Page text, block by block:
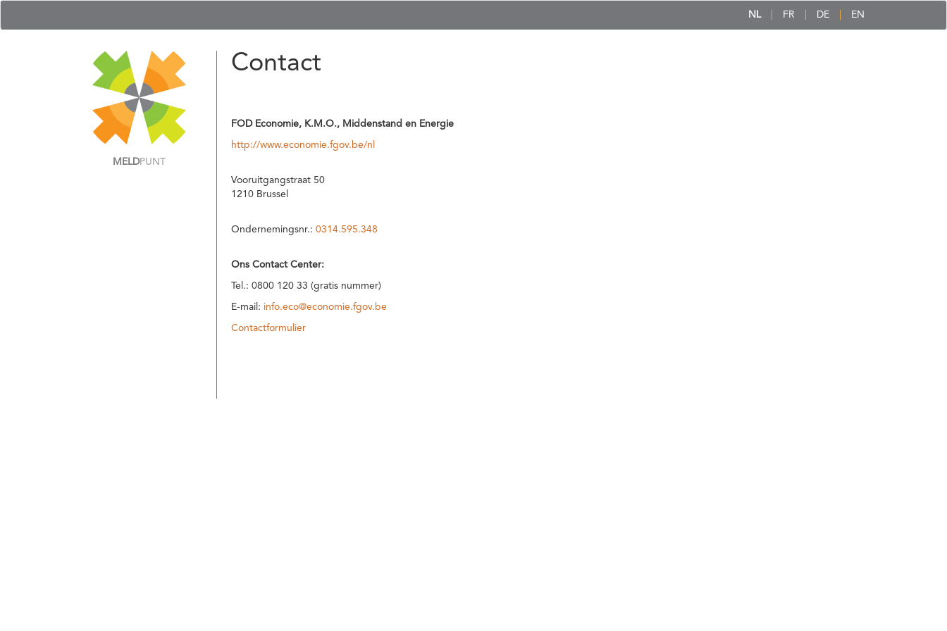
NL FR DE EN
MELDPUNT
Contact
FOD Economie, K.M.O., Middenstand en Energie
http://www.economie.fgov.be/nl
Vooruitgangstraat 50
1210 Brussel
Ondernemingsnr.: 0314.595.348
Ons Contact Center:
Tel.: 0800 120 33 (gratis nummer)
E-mail: info.eco@economie.fgov.be
Contactformulier